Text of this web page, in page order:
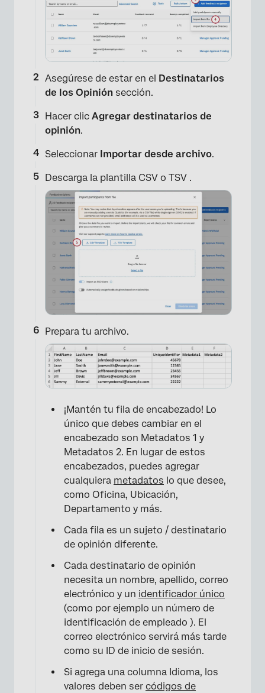
×
Asegúrese de estar en el Destinatarios
de los Opinión sección.
Hacer clic Agregar destinatarios de
opinión.
Seleccionar Importar desde archivo.
Descarga la plantilla CSV o TSV .
Prepara tu archivo.
¡Mantén tu fila de encabezado! Lo
único que debes cambiar en el
encabezado son Metadatos 1 y
Metadatos 2. En lugar de estos
encabezados, puedes agregar
cualquiera metadatos lo que desee,
como Oficina, Ubicación,
Departamento y más.
Cada fila es un sujeto / destinatario
de opinión diferente.
Cada destinatario de opinión
necesita un nombre, apellido, correo
electrónico y un identificador único
(como por ejemplo un número de
identificación de empleado ). El
correo electrónico servirá más tarde
como su ID de inicio de sesión.
Si agrega una columna Idioma, los
valores deben ser códigos de